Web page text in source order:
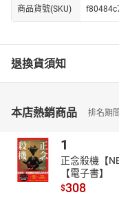
商品貨號(SKU)
退換貨須知
本店熱銷商品 排名期
1
正念殺機【
【電子書】
$308